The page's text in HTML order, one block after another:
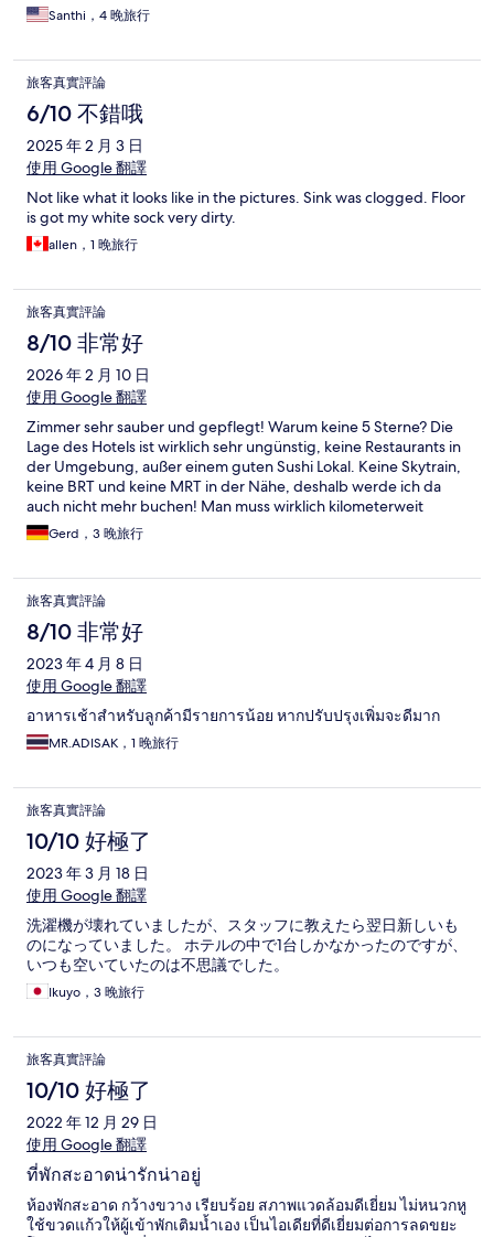
Santhi，4 晚旅行
旅客真實評論
6/10 不錯哦
2025 年 2 月 3 日
使用 Google 翻譯
Not like what it looks like in the pictures. Sink was clogged. Floor
is got my white sock very dirty.
allen，1 晚旅行
旅客真實評論
8/10 非常好
2026 年 2 月 10 日
使用 Google 翻譯
Zimmer sehr sauber und gepflegt! Warum keine 5 Sterne? Die
Lage des Hotels ist wirklich sehr ungünstig, keine Restaurants in
der Umgebung, außer einem guten Sushi Lokal. Keine Skytrain,
keine BRT und keine MRT in der Nähe, deshalb werde ich da
auch nicht mehr buchen! Man muss wirklich kilometerweit
laufen, oder jedes Mal ein Taxi nehmen 💁
Gerd，3 晚旅行
旅客真實評論
8/10 非常好
2023 年 4 月 8 日
使用 Google 翻譯
อาหารเช้าสำหรับลูกค้ามีรายการน้อย หากปรับปรุงเพิ่มจะดีมาก
MR.ADISAK，1 晚旅行
旅客真實評論
10/10 好極了
2023 年 3 月 18 日
使用 Google 翻譯
洗濯機が壊れていましたが、スタッフに教えたら翌日新しいも
のになっていました。 ホテルの中で1台しかなかったのですが、
いつも空いていたのは不思議でした。
Ikuyo，3 晚旅行
旅客真實評論
10/10 好極了
2022 年 12 月 29 日
使用 Google 翻譯
ที่พักสะอาดน่ารักน่าอยู่
ห้องพักสะอาด กว้างขวาง เรียบร้อย สภาพแวดล้อมดีเยี่ยม ไม่หนวกหู
ใช้ขวดแก้วให้ผู้เข้าพักเติมน้ำเอง เป็นไอเดียที่ดีเยี่ยมต่อการลดขยะ